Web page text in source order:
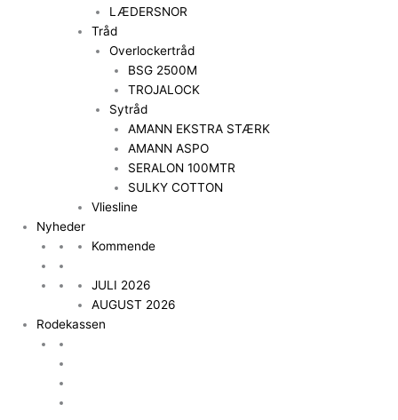
LÆDERSNOR
Tråd
Overlockertråd
BSG 2500M
TROJALOCK
Sytråd
AMANN EKSTRA STÆRK
AMANN ASPO
SERALON 100MTR
SULKY COTTON
Vliesline
Nyheder
Kommende
JULI 2026
AUGUST 2026
Rodekassen